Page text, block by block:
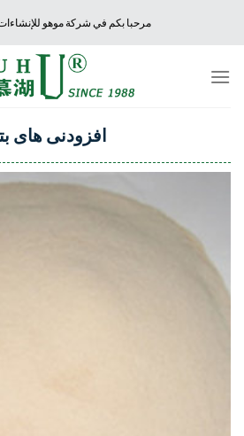
مرحبا بكم في شركة موهو
افزودنی های